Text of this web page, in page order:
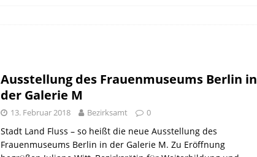
Ausstellung des Frauenmuseums Berlin in
der Galerie M
13. Februar 2018 Bezirksamt 0
Stadt Land Fluss – so heißt die neue Ausstellung des
Frauenmuseums Berlin in der Galerie M. Zu Eröffnung